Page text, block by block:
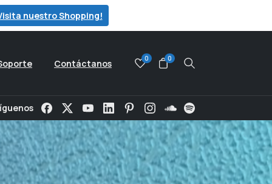
nuestro Shopping!
Contáctanos 0 0
Search